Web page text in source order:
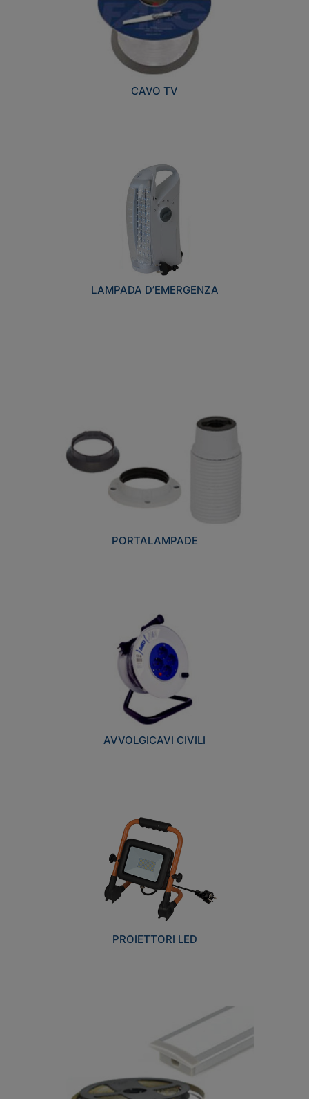
CAVO TV
LAMPADA D’EMERGENZA
PORTALAMPADE
AVVOLGICAVI CIVILI
PROIETTORI LED